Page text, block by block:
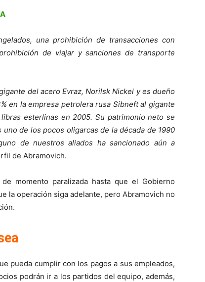
una prohibición de transacciones con
de viajar y sanciones de transporte
del acero Evraz, Norilsk Nickel y es dueño
en la empresa petrolera rusa Sibneft al gigante
esterlinas en 2005. Su patrimonio neto se
de los pocos oligarcas de la década de 1990
de nuestros aliados ha sancionado aún a
de Abramovich.
momento paralizada hasta que el Gobierno
la operación siga adelante, pero Abramovich no
pueda cumplir con los pagos a sus empleados,
podrán ir a los partidos del equipo, además,